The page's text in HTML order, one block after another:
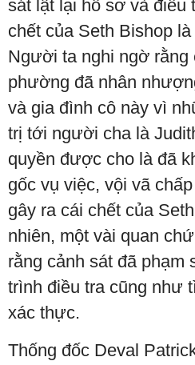
sát lật lại hồ sơ và điều
chết của Seth Bishop
Người ta nghi ngờ rằng
phường đã nhân
và gia đình cô này vì
trị tới người cha là
quyền được cho là đã
gốc vụ việc, vội vã
gây ra cái chết của
nhiên, một vài quan
rằng cảnh sát đã phạm
trình điều tra cũng như
xác thực.
Thống đốc Deval